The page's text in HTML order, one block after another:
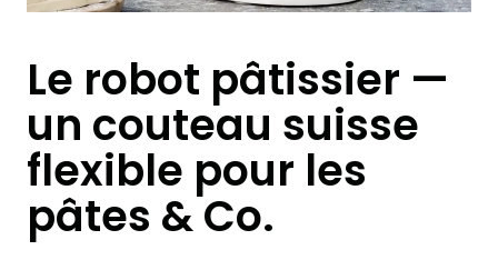
Le robot pâtissier —
un couteau suisse
flexible pour les
pâtes & Co.